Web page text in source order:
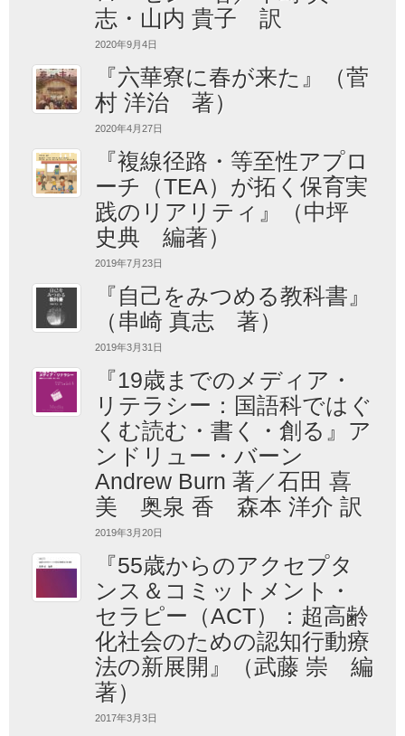
志・山内 貴子 訳
2020年9月4日
『六華寮に春が来た』（菅
村 洋治 著）
2020年4月27日
『複線径路・等至性アプロ
ーチ（TEA）が拓く保育実
践のリアリティ』（中坪
史典 編著）
2019年7月23日
『自己をみつめる教科書』
（串崎 真志 著）
2019年3月31日
『19歳までのメディア・
リテラシー：国語科ではぐ
くむ読む・書く・創る』ア
ンドリュー・バーン
Andrew Burn 著／石田 喜
美 奥泉 香 森本 洋介 訳
2019年3月20日
『55歳からのアクセプタ
ンス＆コミットメント・
セラピー（ACT）：超高齢
化社会のための認知行動療
法の新展開』（武藤 崇 編
著）
2017年3月3日